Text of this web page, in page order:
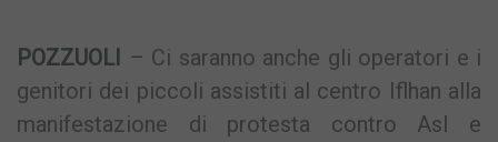
POZZUOLI
– Ci saranno anche gli operatori e i
genitori dei piccoli assistiti al centro Iflhan alla
manifestazione di protesta contro Asl e